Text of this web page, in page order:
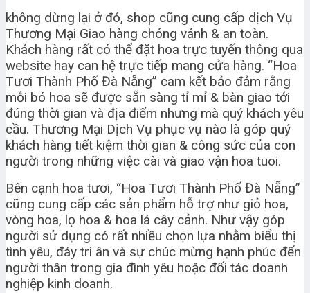
không dừng lại ở đó, shop cũng cung cấp dịch Vụ
Thương Mại Giao hàng chóng vánh & an toàn.
Khách hàng rất có thể đặt hoa trực tuyến thông qua
website hay can hệ trực tiếp mang cửa hàng. “Hoa
Tươi Thành Phố Đà Nẵng” cam kết bảo đảm rằng
mỗi bó hoa sẽ được sẵn sàng tỉ mỉ & bàn giao tới
đúng thời gian và địa điểm nhưng mà quý khách yêu
cầu. Thương Mại Dịch Vụ phục vụ nào là góp quý
khách hàng tiết kiệm thời gian & công sức của con
người trong những việc cài và giao vận hoa tuoi.
Bên cạnh hoa tươi, “Hoa Tươi Thành Phố Đà Nẵng”
cũng cung cấp các sản phẩm hỗ trợ như giỏ hoa,
vòng hoa, lọ hoa & hoa lá cây cảnh. Như vậy góp
người sử dụng có rất nhiều chọn lựa nhằm biểu thị
tình yêu, đáy tri ân và sự chúc mừng hạnh phúc đến
người thân trong gia đình yêu hoặc đối tác doanh
nghiệp kinh doanh.